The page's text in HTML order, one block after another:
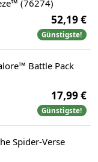
(76274)
52,19 €
Günstigste!
Battle Pack
17,99 €
Günstigste!
Spider-Verse